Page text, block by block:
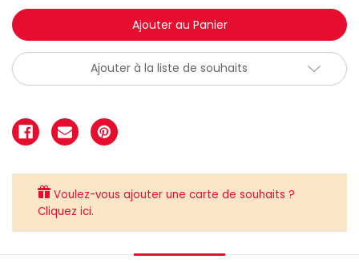
Ajouter à la liste de souhaits
Voulez-vous ajouter une carte de souhaits ?
Cliquez ici.